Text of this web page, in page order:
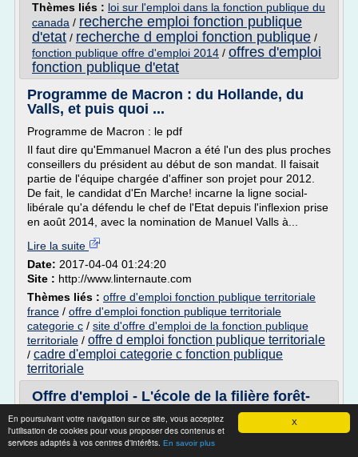
X
En poursuivant votre navigation sur ce site, vous acceptez
l'utilisation de cookies pour vous proposer des contenus et
services adaptés à vos centres d'intérêts. En savoir plus
Thèmes liés : loi sur l'emploi dans la fonction publique du
canada / recherche emploi fonction publique
d'etat / recherche d emploi fonction publique /
fonction publique offre d'emploi 2014 / offres d'emploi
fonction publique d'etat
Programme de Macron : du Hollande, du
Valls, et puis quoi ...
Programme de Macron : le pdf
Il faut dire qu'Emmanuel Macron a été l'un des plus proches
conseillers du président au début de son mandat. Il faisait
partie de l'équipe chargée d'affiner son projet pour 2012.
De fait, le candidat d'En Marche! incarne la ligne social-
libérale qu'a défendu le chef de l'Etat depuis l'inflexion prise
en août 2014, avec la nomination de Manuel Valls à...
Lire la suite
Date: 2017-04-04 01:24:20
Site : http://www.linternaute.com
Thèmes liés : offre d'emploi fonction publique territoriale
france / offre d'emploi fonction publique territoriale
categorie c / site d'offre d'emploi de la fonction publique
territoriale / offre d emploi fonction publique territoriale
/ cadre d'emploi categorie c fonction publique
territoriale
Offre d'emploi - L'école de la filière forêt-
Voici l'offre d'emploi proposée par l'entreprise Chausson
Matériaux : " Nous recherchons un dessinateur-métreur